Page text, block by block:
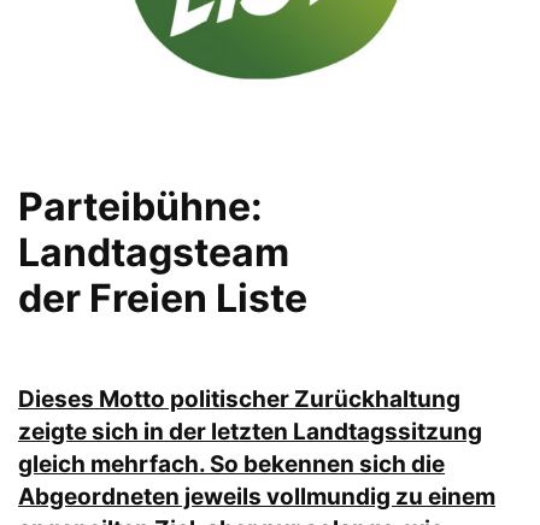
Parteibühne:
Landtagsteam
der Freien Liste
Dieses Motto politischer Zurückhaltung
zeigte sich in der letzten Landtagssitzung
gleich mehrfach. So bekennen sich die
Abgeordneten jeweils vollmundig zu einem